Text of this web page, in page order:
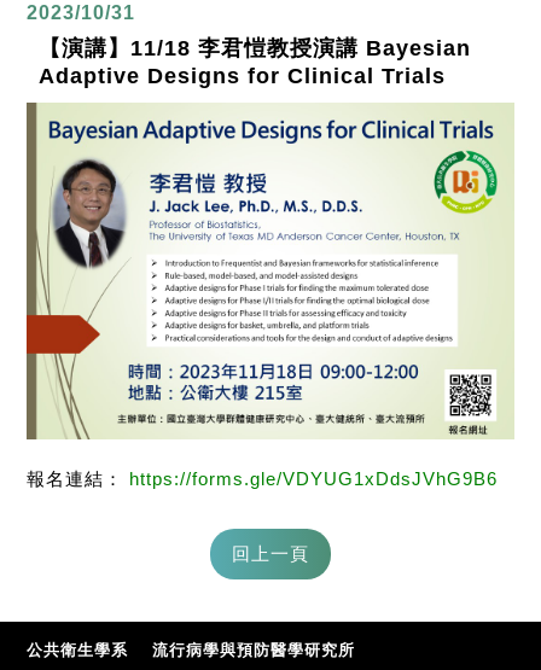
2023/10/31
【演講】11/18 李君愷教授演講 Bayesian
Adaptive Designs for Clinical Trials
報名連結： https://forms.gle/VDYUG1xDdsJVhG9B6
公共衛生學系 流行病學與預防醫學研究所